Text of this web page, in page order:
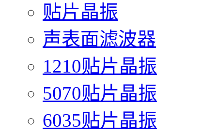
贴片晶振
声表面滤波器
1210贴片晶振
5070贴片晶振
6035贴片晶振